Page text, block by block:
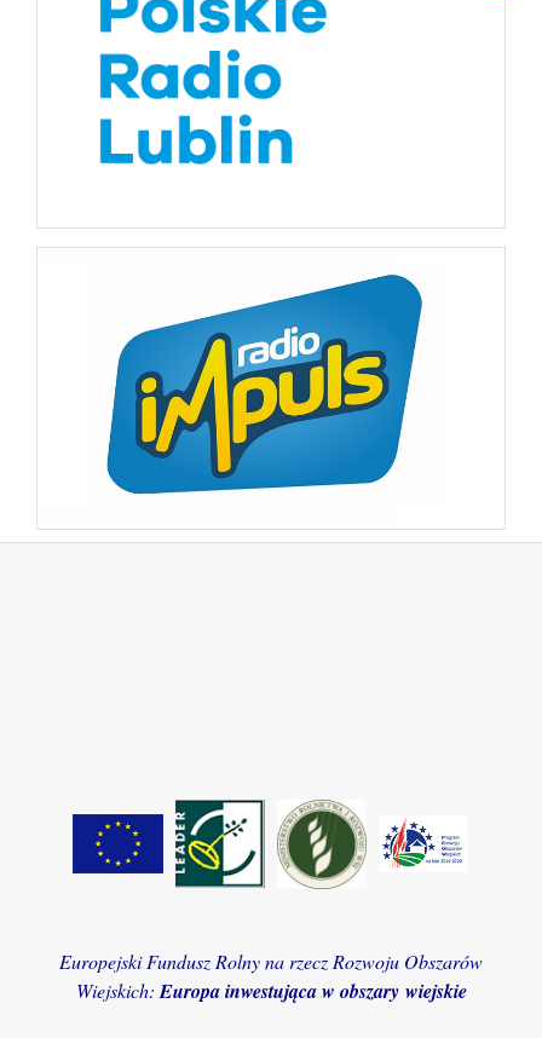
Europejski Fundusz Rolny na rzecz Rozwoju Obszarów
Wiejskich: Europa inwestująca w obszary wiejskie